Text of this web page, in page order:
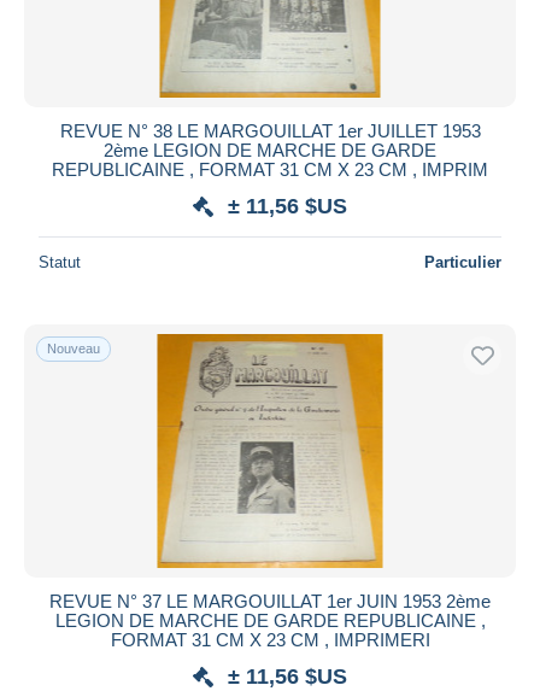
REVUE N° 38 LE MARGOUILLAT 1er JUILLET 1953
2ème LEGION DE MARCHE DE GARDE
REPUBLICAINE , FORMAT 31 CM X 23 CM , IMPRIM
± 11,56 $US
Statut Particulier
Nouveau
REVUE N° 37 LE MARGOUILLAT 1er JUIN 1953 2ème
LEGION DE MARCHE DE GARDE REPUBLICAINE ,
FORMAT 31 CM X 23 CM , IMPRIMERI
± 11,56 $US